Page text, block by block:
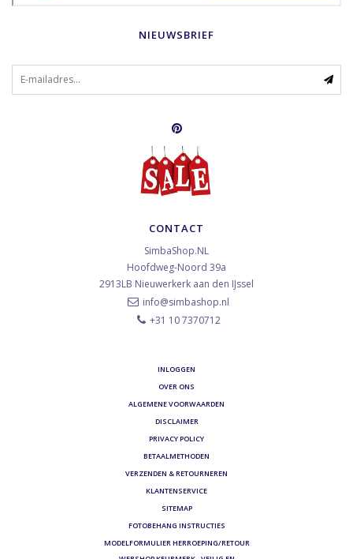
NIEUWSBRIEF
CONTACT
SimbaShop.NL
Hoofdweg-Noord 39a
2913LB Nieuwerkerk aan den IJssel
info@simbashop.nl
+31 10 7370712
INLOGGEN
OVER ONS
ALGEMENE VOORWAARDEN
DISCLAIMER
PRIVACY POLICY
BETAALMETHODEN
VERZENDEN & RETOURNEREN
KLANTENSERVICE
SITEMAP
FOTOBEHANG INSTRUCTIES
MODELFORMULIER HERROEPING/RETOUR